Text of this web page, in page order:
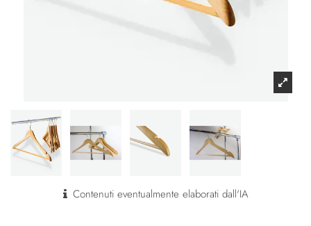
Contenuti eventualmente elaborati dall'IA